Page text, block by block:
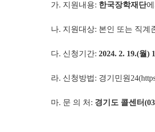
가. 지원내용: 한국장학재단
나. 지원대상: 본인 또는 직계
다. 신청기간: 2024. 2. 19.(월)
라. 신청방법: 경기민원
마. 문 의 처: 경기도 콜센터